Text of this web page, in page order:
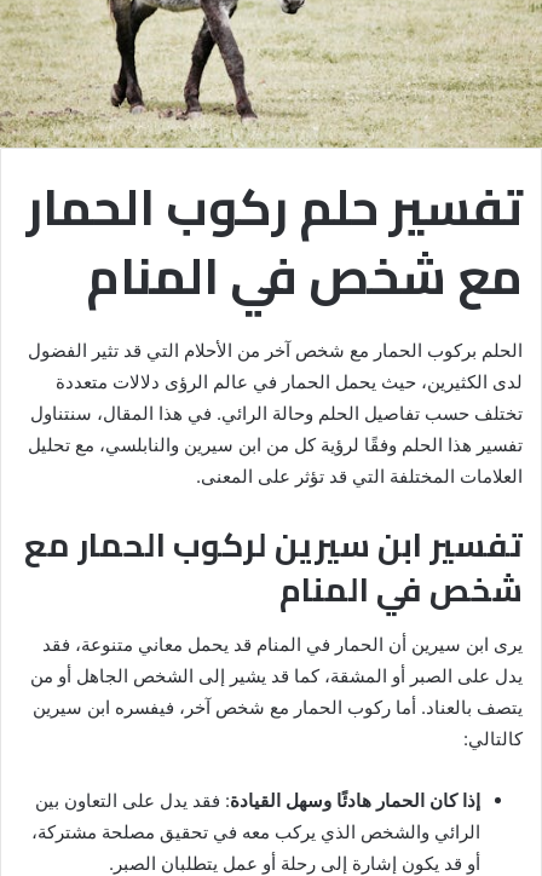
تفسير حلم ركوب الحمار
مع شخص في المنام
الحلم بركوب الحمار مع شخص آخر من الأحلام التي قد تثير الفضول
لدى الكثيرين، حيث يحمل الحمار في عالم الرؤى دلالات متعددة
تختلف حسب تفاصيل الحلم وحالة الرائي. في هذا المقال، سنتناول
تفسير هذا الحلم وفقًا لرؤية كل من ابن سيرين والنابلسي، مع تحليل
العلامات المختلفة التي قد تؤثر على المعنى.
تفسير ابن سيرين لركوب الحمار مع
شخص في المنام
يرى ابن سيرين أن الحمار في المنام قد يحمل معاني متنوعة، فقد
يدل على الصبر أو المشقة، كما قد يشير إلى الشخص الجاهل أو من
يتصف بالعناد. أما ركوب الحمار مع شخص آخر، فيفسره ابن سيرين
كالتالي:
إذا كان الحمار هادئًا وسهل القيادة: فقد يدل على التعاون بين
الرائي والشخص الذي يركب معه في تحقيق مصلحة مشتركة،
أو قد يكون إشارة إلى رحلة أو عمل يتطلبان الصبر.